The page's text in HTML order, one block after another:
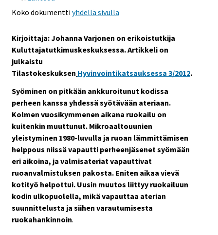
Koko dokumenttiyhdellä sivulla
Kirjoittaja: Johanna Varjonen on erikoistutkija
Kuluttajatutkimuskeskuksessa. Artikkeli on
julkaistu
Tilastokeskuksen Hyvinvointikatsauksessa 3/2012.
Syöminen on pitkään ankkuroitunut kodissa
perheen kanssa yhdessä syötävään ateriaan.
Kolmen vuosikymmenen aikana ruokailu on
kuitenkin muuttunut. Mikroaaltouunien
yleistyminen 1980-luvulla ja ruoan lämmittämisen
helppous niissä vapautti perheenjäsenet syömään
eri aikoina, ja valmisateriat vapauttivat
ruoanvalmistuksen pakosta. Eniten aikaa vievä
kotityö helpottui. Uusin muutos liittyy ruokailuun
kodin ulkopuolella, mikä vapauttaa aterian
suunnittelusta ja siihen varautumisesta
ruokahankinnoin.